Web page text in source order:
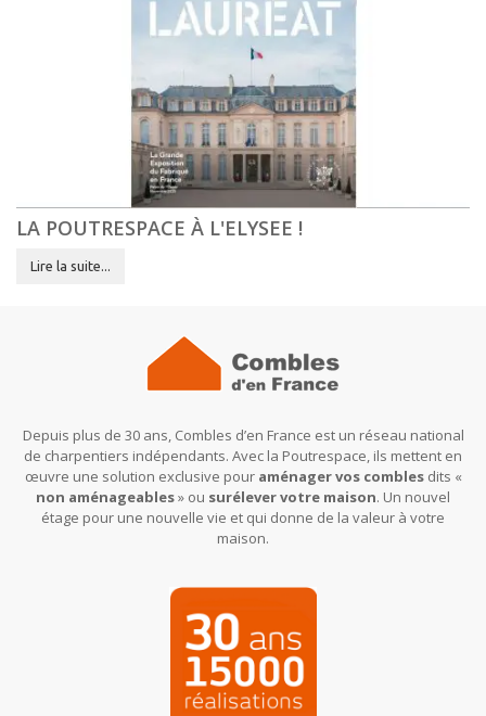
LA POUTRESPACE À L'ELYSEE !
Lire la suite...
Depuis plus de 30 ans, Combles d’en France est un réseau national
de charpentiers indépendants. Avec la Poutrespace, ils mettent en
œuvre une solution exclusive pour aménager vos comblesdits «
non aménageables» ou surélever votre maison. Un nouvel
étage pour une nouvelle vie et qui donne de la valeur à votre
maison.